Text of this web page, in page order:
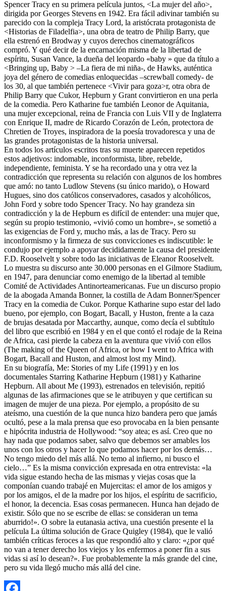
Spencer Tracy en su primera película juntos, <La mujer del año>,
dirigida por Georges Stevens en 1942. Era fácil adivinar también su
parecido con la compleja Tracy Lord, la aristócrata protagonista de
<Historias de Filadelfia>, una obra de teatro de Philip Barry, que
ella estrenó en Brodway y cuyos derechos cinematográficos
compró. Y qué decir de la encarnación misma de la libertad de
espíritu, Susan Vance, la dueña del leopardo «baby » que da título a
<Bringing up, Baby > –La fiera de mi niña-, de Hawks, auténtica
joya del género de comedias enloquecidas –screwball comedy- de
los 30, al que también pertenece <Vivir para goza>r, otra obra de
Philip Barry que Cukor, Hepburn y Grant convirtieron en una perla
de la comedia. Pero Katharine fue también Leonor de Aquitania,
una mujer excepcional, reina de Francia con Luis VII y de Inglaterra
con Enrique II, madre de Ricardo Corazón de León, protectora de
Chretien de Troyes, inspiradora de la poesía trovadoresca y una de
las grandes protagonistas de la historia universal.
En todos los artículos escritos tras su muerte aparecen repetidos
estos adjetivos: indomable, inconformista, libre, rebelde,
independiente, feminista. Y se ha recordado una y otra vez la
contradicción que representa su relación con algunos de los hombres
que amó: no tanto Ludlow Stevens (su único marido), o Howard
Hugues, sino dos católicos conservadores, casados y alcohólicos,
John Ford y sobre todo Spencer Tracy. No hay grandeza sin
contradicción y la de Hepburn es difícil de entender: una mujer que,
según su propio testimonio, «vivió como un hombre», se sometió a
las exigencias de Ford y, mucho más, a las de Tracy. Pero su
inconformismo y la firmeza de sus convicciones es indiscutible: le
condujo por ejemplo a apoyar decididamente la causa del presidente
F.D. Rooselvelt y sobre todo las iniciativas de Eleanor Rooselvelt.
Lo muestra su discurso ante 30.000 personas en el Gilmore Stadium,
en 1947, para denunciar como enemigo de la libertad al temible
Comité de Actividades Antinorteamericanas. Fue un discurso propio
de la abogada Amanda Bonner, la costilla de Adam Bonner/Spencer
Tracy en la comedia de Cukor. Porque Katharine supo estar del lado
bueno, por ejemplo, con Bogart, Bacall, y Huston, frente a la caza
de brujas desatada por Maccarthy, aunque, como decía el subtítulo
del libro que escribió en 1984 y en el que contó el rodaje de la Reina
de Africa, casi pierde la cabeza en la aventura que vivió con ellos
(The making of the Queen of Africa, or how I went to Africa with
Bogart, Bacall and Huston, and almost lost my Mind).
En su biografía, Me: Stories of my Life (1991) y en los
documentales Starring Katharine Hepburn (1981) y Katharine
Hepburn. All about Me (1993), estrenados en televisión, repitió
algunas de las afirmaciones que se le atribuyen y que certifican su
imagen de mujer de una pieza. Por ejemplo, a propósito de su
ateísmo, una cuestión de la que nunca hizo bandera pero que jamás
ocultó, pese a la mala prensa que eso provocaba en la bien pensante
e hipócrita industria de Hollywood: “soy atea; es así. Creo que no
hay nada que podamos saber, salvo que debemos ser amables los
unos con los otros y hacer lo que podamos hacer por los demás…
No tengo miedo del más allá. No temo al infierno, ni busco el
cielo…” Es la misma convicción expresada en otra entrevista: «la
vida sigue estando hecha de las mismas y viejas cosas que la
componían cuando trabajé en Mujercitas: el amor de los amigos y
por los amigos, el de la madre por los hijos, el espíritu de sacrificio,
el honor, la decencia. Esas cosas permanecen. Hunca han dejado de
existir. Sólo que no se escribe de ellas: se consideran un tema
aburrido!». O sobre la eutanasia activa, una cuestión presente el la
película La última solución de Grace Quigley (1984), que le valió
también críticas feroces a las que respondió alto y claro: «¿por qué
no van a tener derecho los viejos y los enfermos a poner fin a sus
vidas si así lo desean?». Fue probablemente la más grande del cine,
pero su vida llegó mucho más allá del cine.